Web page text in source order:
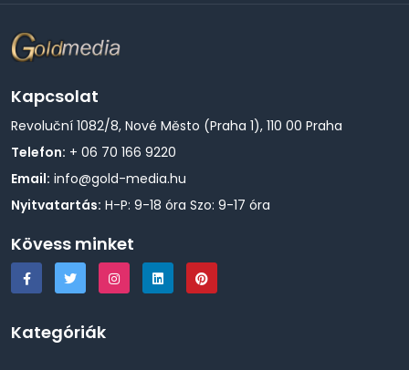
Kapcsolat
Revoluční 1082/8, Nové Město (Praha 1), 110 00 Praha
Telefon: + 06 70 166 9220
Email: info@gold-media.hu
Nyitvatartás: H-P: 9-18 óra Szo: 9-17 óra
Kövess minket
Kategóriák